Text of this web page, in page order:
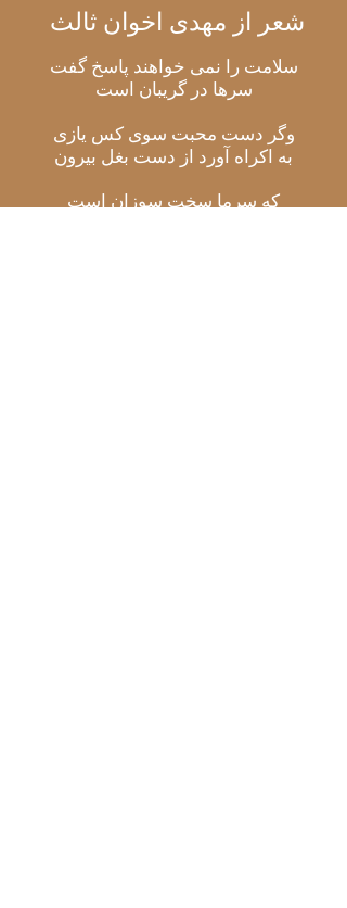
شعر از مهدی اخوان ثالث
سلامت را نمی خواهند پاسخ گفت
سرها در گریبان است
وگر دست محبت سوی کس یازی
به اکراه آورد از دست بغل بیرون
که سرما سخت سوزان است